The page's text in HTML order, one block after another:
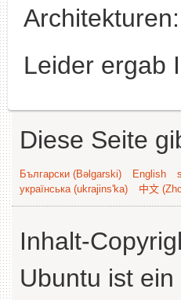
Architekturen:
Leider ergab
Diese Seite
Български (Bəlgarski) English
українська (ukrajins'ka)
中文
Inhalt-
Ubuntu ist